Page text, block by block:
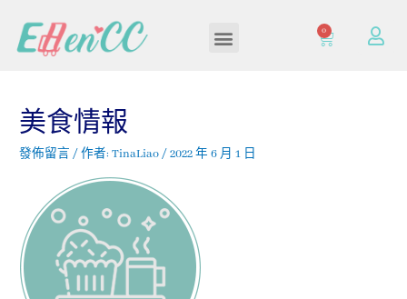
0
美食情報
發佈留言 / 作者:TinaLiao/2022 年 6 月 1 日